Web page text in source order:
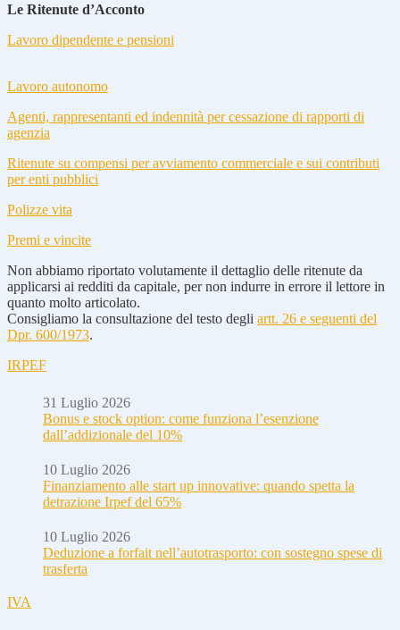
Le Ritenute d’Acconto
Lavoro dipendente e pensioni
Lavoro autonomo
Agenti, rappresentanti ed indennità per cessazione di rapporti di
agenzia
Ritenute su compensi per avviamento commerciale e sui contributi
per enti pubblici
Polizze vita
Premi e vincite
Non abbiamo riportato volutamente il dettaglio delle ritenute da
applicarsi ai redditi da capitale, per non indurre in errore il lettore in
quanto molto articolato.
Consigliamo la consultazione del testo degli artt. 26 e seguenti del
Dpr. 600/1973.
IRPEF
31 Luglio 2026
Bonus e stock option: come funziona l’esenzione
dall’addizionale del 10%
10 Luglio 2026
Finanziamento alle start up innovative: quando spetta la
detrazione Irpef del 65%
10 Luglio 2026
Deduzione a forfait nell’autotrasporto: con sostegno spese di
trasferta
IVA